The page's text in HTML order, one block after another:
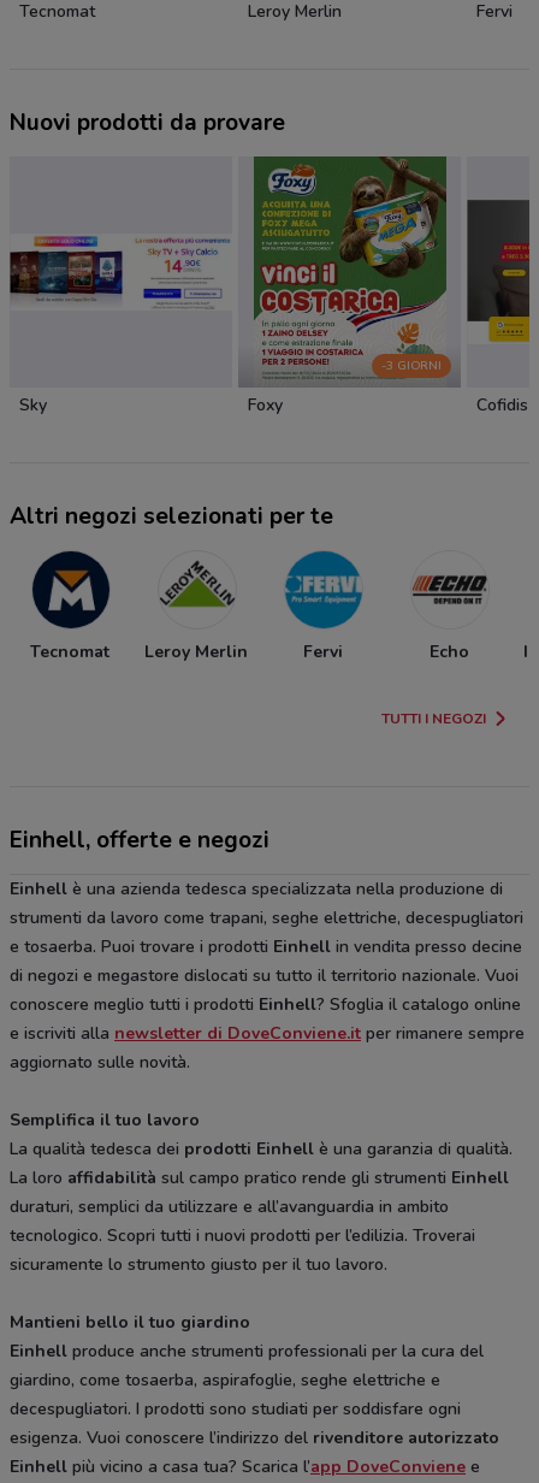
Tecnomat Leroy Merlin Fervi
Nuovi prodotti da provare
Sky
-3 GIORNI
Foxy Cofidis
Altri negozi selezionati per te
Tecnomat Leroy Merlin Fervi Echo
TUTTI I NEGOZI
Einhell, offerte e negozi
Einhell è una azienda tedesca specializzata nella produzione di
strumenti da lavoro come trapani, seghe elettriche, decespugliatori
e tosaerba. Puoi trovare i prodotti Einhell in vendita presso decine
di negozi e megastore dislocati su tutto il territorio nazionale. Vuoi
conoscere meglio tutti i prodotti Einhell? Sfoglia il catalogo online
e iscriviti alla newsletter di DoveConviene.it per rimanere sempre
aggiornato sulle novità.
Semplifica il tuo lavoro
La qualità tedesca dei prodotti Einhell è una garanzia di qualità.
La loro affidabilità sul campo pratico rende gli strumenti Einhell
duraturi, semplici da utilizzare e all’avanguardia in ambito
tecnologico. Scopri tutti i nuovi prodotti per l’edilizia. Troverai
sicuramente lo strumento giusto per il tuo lavoro.
Mantieni bello il tuo giardino
Einhell produce anche strumenti professionali per la cura del
giardino, come tosaerba, aspirafoglie, seghe elettriche e
decespugliatori. I prodotti sono studiati per soddisfare ogni
esigenza. Vuoi conoscere l’indirizzo del rivenditore autorizzato
Einhell più vicino a casa tua? Scarica l’app DoveConviene e